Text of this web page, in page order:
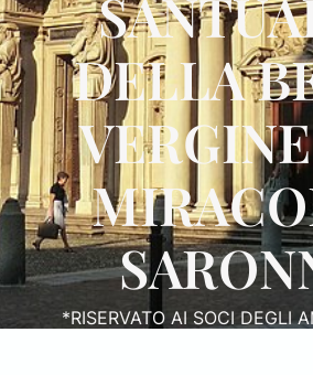
DELLA
*RISERVATO AI SOCI DEGLI